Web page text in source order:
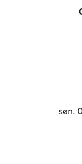
søn.